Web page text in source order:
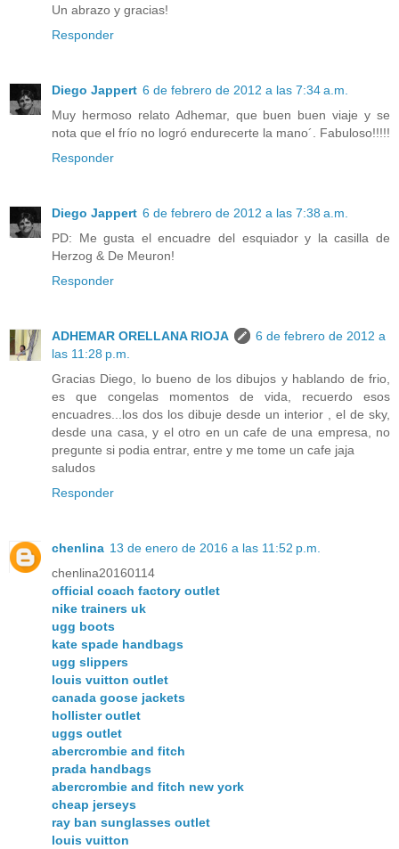
Un abrazo y gracias!
Responder
Diego Jappert 6 de febrero de 2012 a las 7:34 a.m.
Muy hermoso relato Adhemar, que buen buen viaje y se
nota que el frío no logró endurecerte la mano´. Fabuloso!!!!!
Responder
Diego Jappert 6 de febrero de 2012 a las 7:38 a.m.
PD: Me gusta el encuadre del esquiador y la casilla de
Herzog & De Meuron!
Responder
ADHEMAR ORELLANA RIOJA
6 de febrero de 2012 a
las 11:28 p.m.
Gracias Diego, lo bueno de los dibujos y hablando de frio,
es que congelas momentos de vida, recuerdo esos
encuadres...los dos los dibuje desde un interior , el de sky,
desde una casa, y el otro en un cafe de una empresa, no
pregunte si podia entrar, entre y me tome un cafe jaja
saludos
Responder
chenlina 13 de enero de 2016 a las 11:52 p.m.
chenlina20160114
official coach factory outlet
nike trainers uk
ugg boots
kate spade handbags
ugg slippers
louis vuitton outlet
canada goose jackets
hollister outlet
uggs outlet
abercrombie and fitch
prada handbags
abercrombie and fitch new york
cheap jerseys
ray ban sunglasses outlet
louis vuitton